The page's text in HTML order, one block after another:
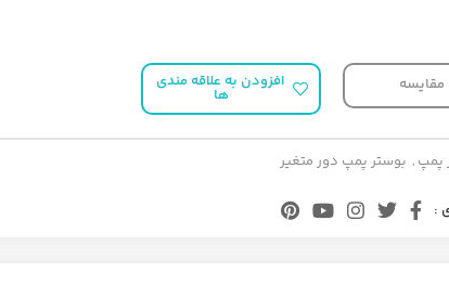
مقایسه افزودن به علاقه مندی
ها
پمپ , بوستر پمپ دور متغیر
: